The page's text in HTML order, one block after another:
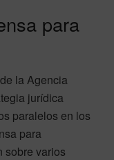
para
la Agencia
jurídica
paralelos en los
para
sobre varios